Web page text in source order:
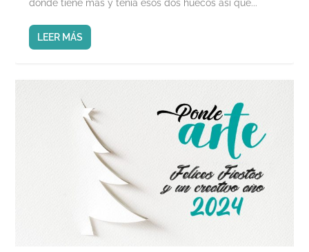
donde tiene mas y tenía esos dos huecos así que...
LEER MÁS